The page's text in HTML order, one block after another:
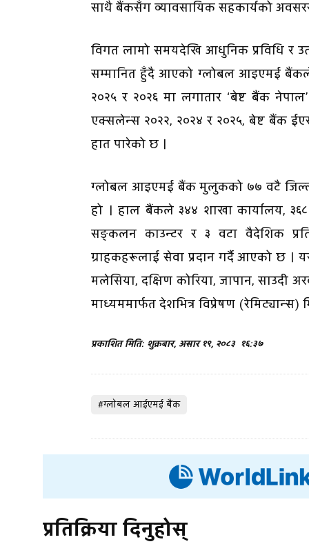
साथै बैंकसँग व्यावसायिक सहकार्यको
विगत लामो समयदेखि आधुनिक प्रविधि र
सम्मानित हुँदै आएको ग्लोबल आइएमई बैंकले
२०२५ र २०२६ मा लगातार ‘बेष्ट बैंक
एक्सलेन्स २०२२, २०२४ र २०२५, बेष्ट बैंक
हात पारेको छ ।
ग्लोबल आइएमई बैंक मुलुकको ७७ वटै
हो । हाल बैंकले ३४४ शाखा कार्यालय,
सङ्कलन काउन्टर र ३ वटा वैदेशिक
ग्राहकहरूलाई सेवा प्रदान गर्दै आएको छ ।
मलेसिया, दक्षिण कोरिया, जापान,
माध्यममार्फत देशभित्र विप्रेषण (रेमिट्यान्स)
प्रकाशित मिति: शुक्रबार, असार १९, २०८३ १६:३७
#ग्लाेबल आईएमई बैंक
प्रतिक्रिया दिनुहोस्